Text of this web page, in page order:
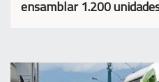
ensamblar 1.200